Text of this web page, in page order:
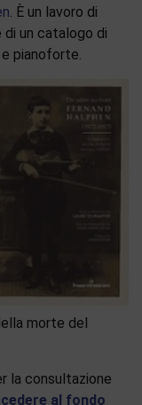
. È un lavoro di
di un catalogo di
pianoforte.
morte del
la consultazione
al fondo